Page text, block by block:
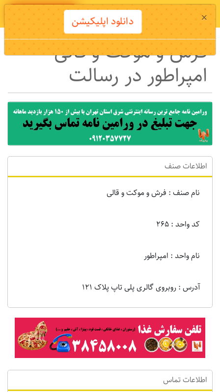
دانلود اپلیکیشن
فرش و موکت و قالی
امپراطور در رسالت
اطلاعات صنف
نام صنف : فرش و موکت و قالی
کد واحد : 265
نام واحد : امپراطور
آدرس : روبروی گالری پلی تاپ پلاک 121
اطلاعات تماس
× دانلود اپلیکیشن